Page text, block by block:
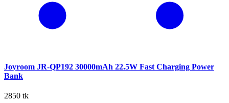
Joyroom JR-QP192 30000mAh 22.5W Fast Charging Power
Bank
2850 tk